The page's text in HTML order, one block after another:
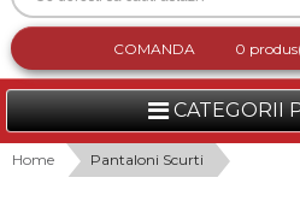
COMANDA 0
CATEGORII
FEMEI
Home Pantaloni Scurti